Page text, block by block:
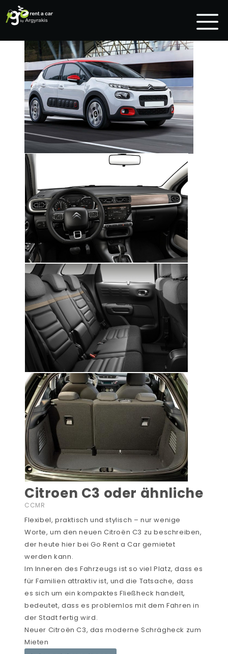
Citroen C3 oder ähnliche
CCMR
Flexibel, praktisch und stylisch – nur wenige
Worte, um den neuen Citroën C3 zu beschreiben,
der heute hier bei Go Rent a Car gemietet
werden kann.
Im Inneren des Fahrzeugs ist so viel Platz, dass es
für Familien attraktiv ist, und die Tatsache, dass
es sich um ein kompaktes Fließheck handelt,
bedeutet, dass es problemlos mit dem Fahren in
der Stadt fertig wird.
Neuer Citroën C3, das moderne Schrägheck zum
Mieten